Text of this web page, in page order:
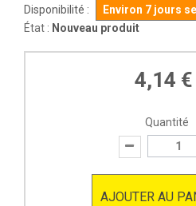
Disponibilité :
Environ 7 jours
État : Nouveau produit
4,14 €
Quantité
AJOUTER AU